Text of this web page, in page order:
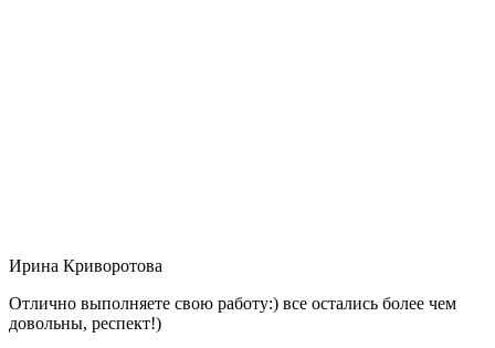
Ирина Криворотова
Отлично выполняете свою работу:) все остались более чем
довольны, респект!)